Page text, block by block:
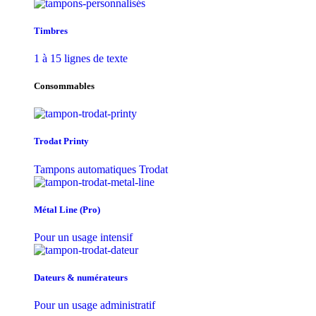
Timbres
1 à 15 lignes de texte
Consommables
Trodat Printy
Tampons automatiques Trodat
Métal Line (Pro)
Pour un usage intensif
Dateurs & numérateurs
Pour un usage administratif